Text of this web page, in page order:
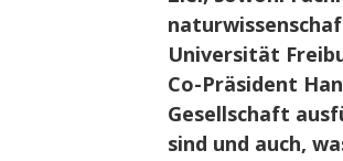
Universität
Co-Präsident
Gesellschaft
sind und auch,